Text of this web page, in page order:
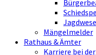
Mängelmelder
Rathaus & Ämter
Karriere bei